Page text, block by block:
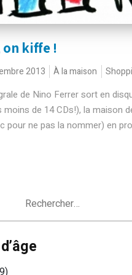
on kiffe !
2013 À la maison
de Nino Ferrer sort en
de 14 CDs!), la maison
pour ne pas la nommer) en